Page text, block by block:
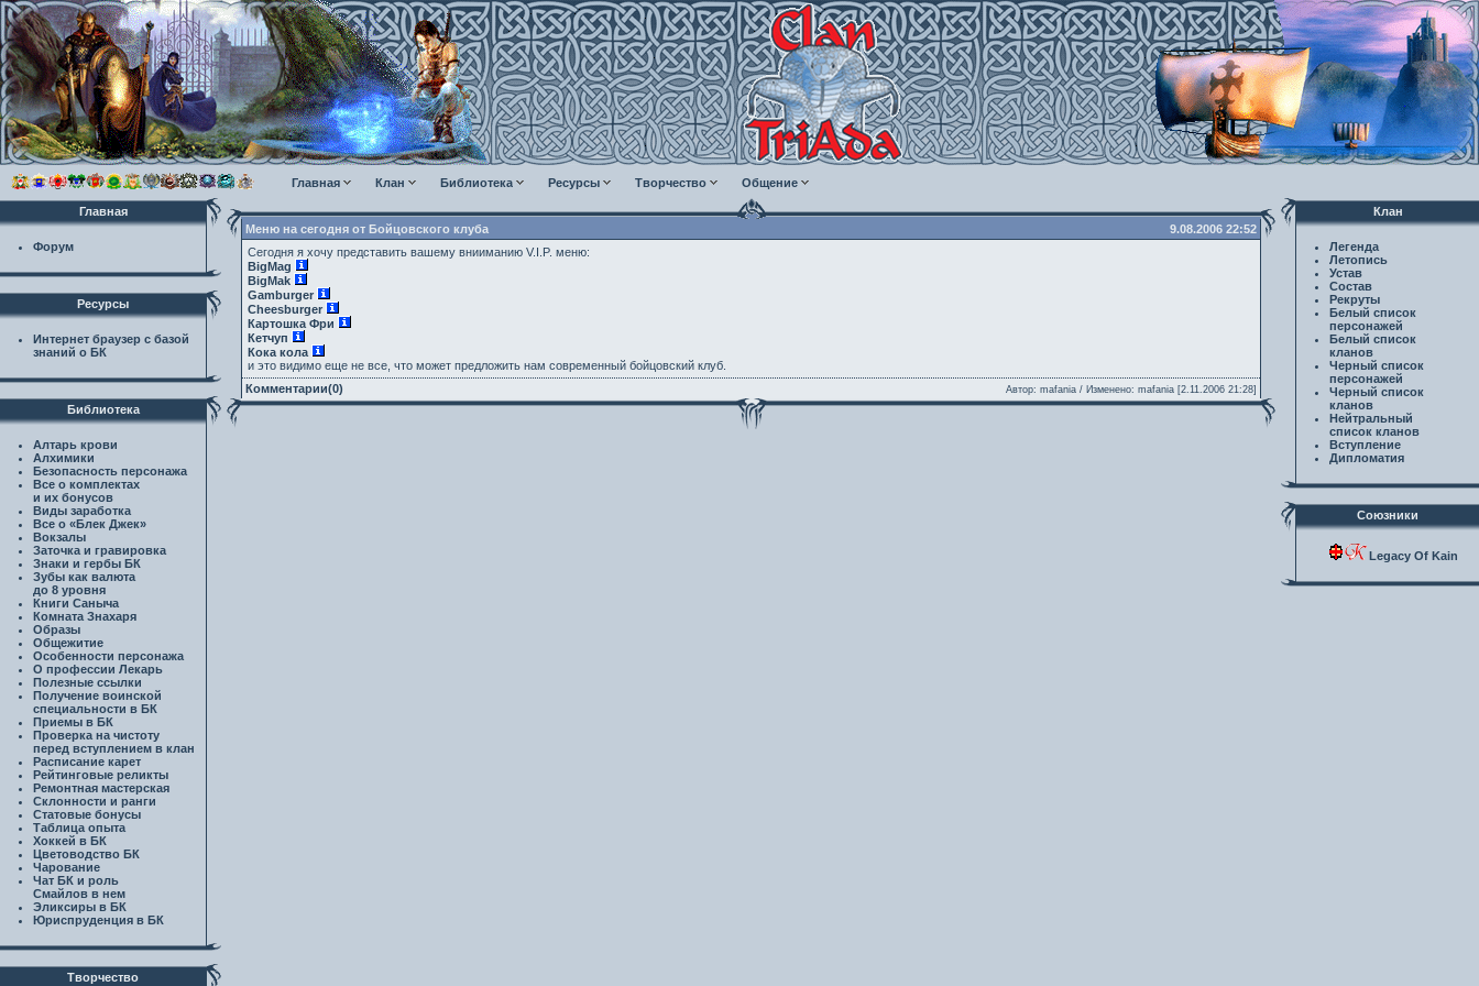
Главная Клан Библиотека Ресурсы Творчество Общение
Главная
Форум
Ресурсы
Интернет браузер с базой
знаний о БК
Библиотека
Алтарь крови
Алхимики
Безопасность персонажа
Все о комплектах
и их бонусов
Виды заработка
Все о «Блек Джек»
Вокзалы
Заточка и гравировка
Знаки и гербы БК
Зубы как валюта
до 8 уровня
Книги Саныча
Комната Знахаря
Образы
Общежитие
Особенности персонажа
О профессии Лекарь
Полезные ссылки
Получение воинской
специальности в БК
Приемы в БК
Проверка на чистоту
перед вступлением в клан
Расписание карет
Рейтинговые реликты
Ремонтная мастерская
Склонности и ранги
Статовые бонусы
Таблица опыта
Хоккей в БК
Цветоводство БК
Чарование
Чат БК и роль
Смайлов в нем
Эликсиры в БК
Юриспруденция в БК
Творчество
Меню на сегодня от Бойцовского клуба
9.08.2006 22:52
Сегодня я хочу представить вашему внииманию V.I.P. меню:
BigMag
BigMak
Gamburger
Cheesburger
Картошка Фри
Кетчуп
Кока кола
и это видимо еще не все, что может предложить нам современный бойцовский клуб.
Комментарии(0)
Автор: mafania / Изменено: mafania [2.11.2006 21:28]
Клан
Легенда
Летопись
Устав
Состав
Рекруты
Белый список
персонажей
Белый список
кланов
Черный список
персонажей
Черный список
кланов
Нейтральный
список кланов
Вступление
Дипломатия
Союзники
Legacy Of Kain